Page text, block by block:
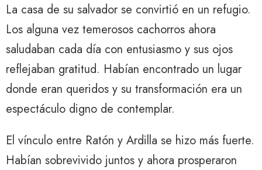
La casa de su salvador se convirtió en un refugio.
Los alguna vez temerosos cachorros ahora
saludaban cada día con entusiasmo y sus ojos
reflejaban gratitud. Habían encontrado un lugar
donde eran queridos y su transformación era un
espectáculo digno de contemplar.
El vínculo entre Ratón y Ardilla se hizo más fuerte.
Habían sobrevivido juntos y ahora prosperaron